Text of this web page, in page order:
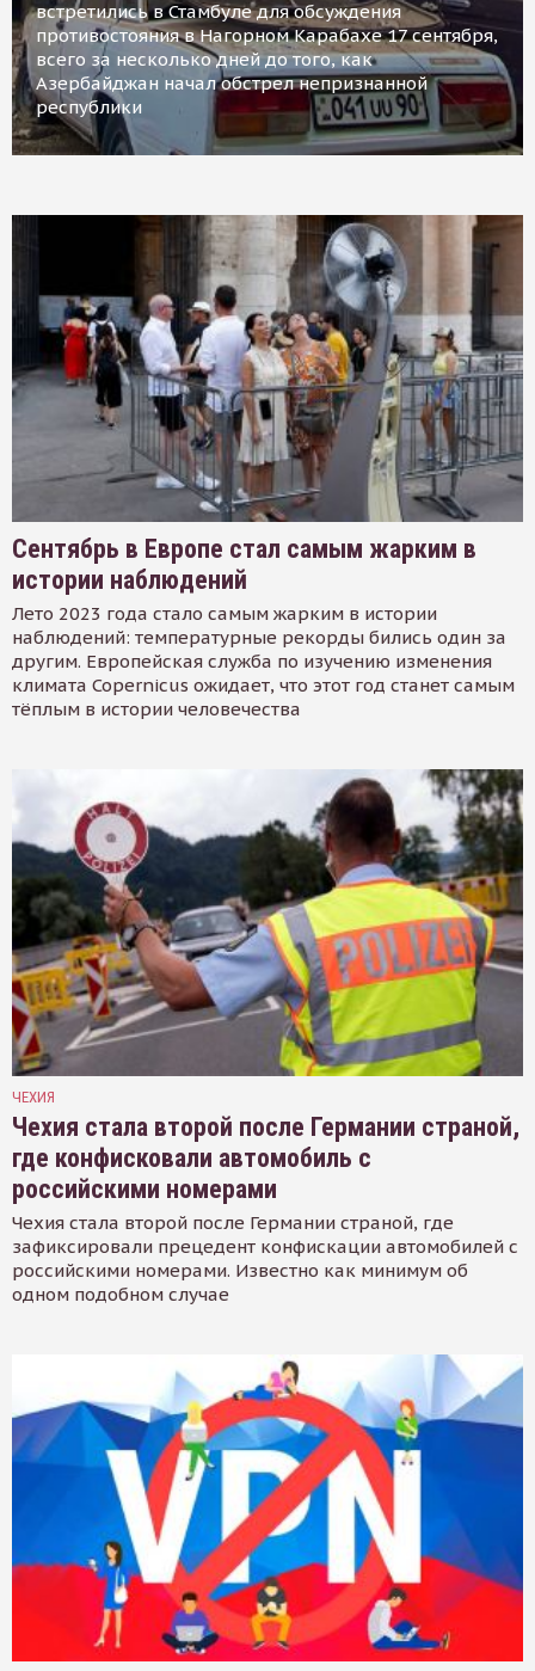
встретились в Стамбуле для обсуждения
противостояния в Нагорном Карабахе 17 сентября,
всего за несколько дней до того, как
Азербайджан начал обстрел непризнанной
республики
Сентябрь в Европе стал самым жарким в
истории наблюдений
Лето 2023 года стало самым жарким в истории
наблюдений: температурные рекорды бились один за
другим. Европейская служба по изучению изменения
климата Copernicus ожидает, что этот год станет самым
тёплым в истории человечества
ЧЕХИЯ
Чехия стала второй после Германии страной,
где конфисковали автомобиль с
российскими номерами
Чехия стала второй после Германии страной, где
зафиксировали прецедент конфискации автомобилей с
российскими номерами. Известно как минимум об
одном подобном случае